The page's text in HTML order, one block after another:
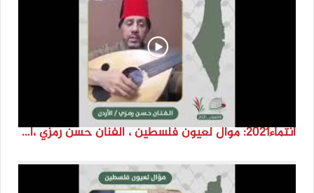
انتماء2021: موال لعيون فلسطين ، الفنان حسن رمزي ،الاردن